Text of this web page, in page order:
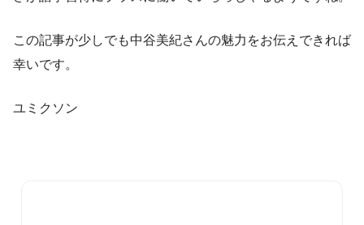
この記事が少しでも中谷美紀さんの魅力をお伝えできれば
幸いです。
ユミクソン